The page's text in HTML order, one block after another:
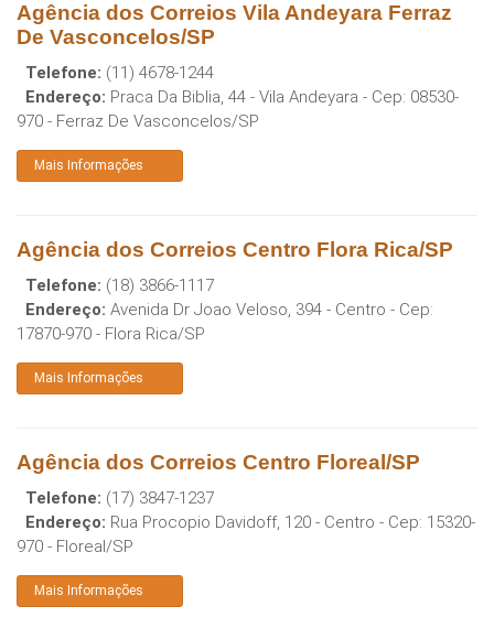
Agência dos Correios Vila Andeyara Ferraz
De Vasconcelos/SP
Telefone: (11) 4678-1244
Endereço: Praca Da Biblia, 44 - Vila Andeyara - Cep: 08530-
970 - Ferraz De Vasconcelos/SP
Mais Informações
Agência dos Correios Centro Flora Rica/SP
Telefone: (18) 3866-1117
Endereço: Avenida Dr Joao Veloso, 394 - Centro - Cep:
17870-970 - Flora Rica/SP
Mais Informações
Agência dos Correios Centro Floreal/SP
Telefone: (17) 3847-1237
Endereço: Rua Procopio Davidoff, 120 - Centro - Cep: 15320-
970 - Floreal/SP
Mais Informações